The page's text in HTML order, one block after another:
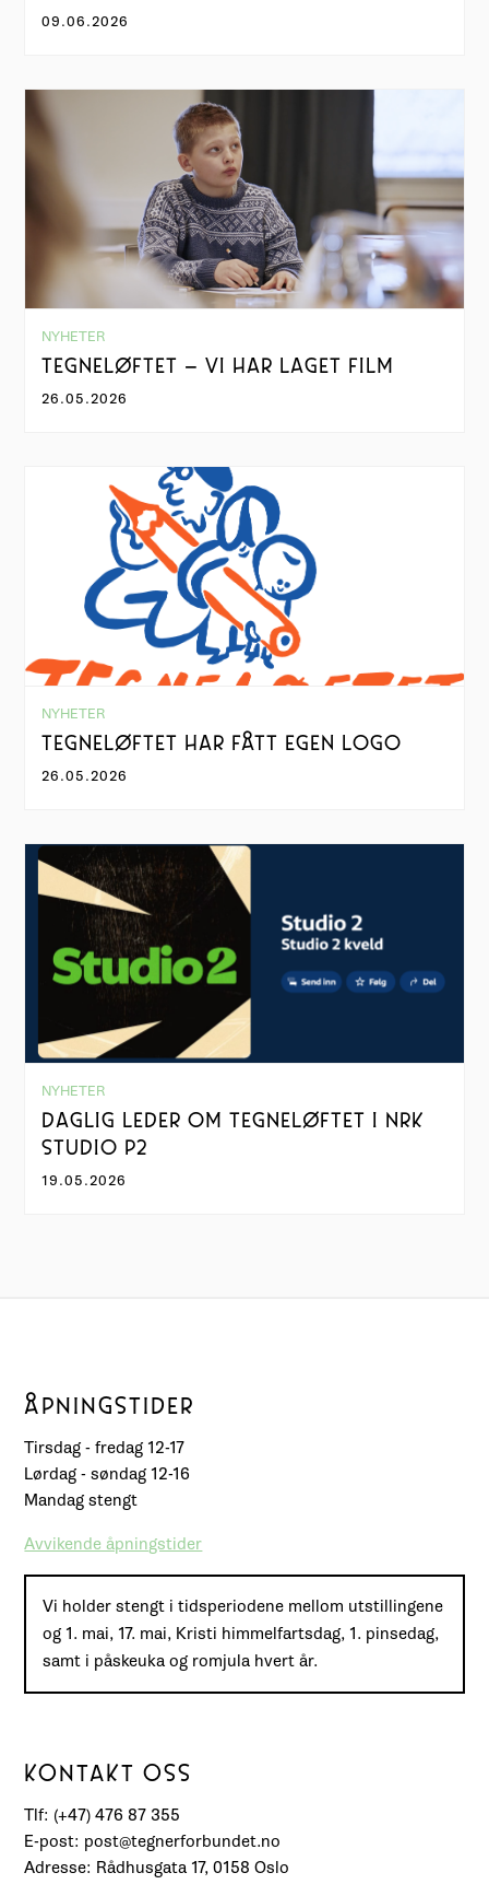
09.06.2026
NYHETER
TEGNELØFTET – VI HAR LAGET FILM
26.05.2026
NYHETER
TEGNELØFTET HAR FÅTT EGEN LOGO
26.05.2026
NYHETER
DAGLIG LEDER OM TEGNELØFTET I NRK
STUDIO P2
19.05.2026
ÅPNINGSTIDER
Tirsdag - fredag 12-17
Lørdag - søndag 12-16
Mandag stengt
Avvikende åpningstider
Vi holder stengt i tidsperiodene mellom utstillingene
og 1. mai, 17. mai, Kristi himmelfartsdag, 1. pinsedag,
samt i påskeuka og romjula hvert år.
KONTAKT OSS
Tlf: (+47) 476 87 355
E-post: post@tegnerforbundet.no
Adresse: Rådhusgata 17, 0158 Oslo